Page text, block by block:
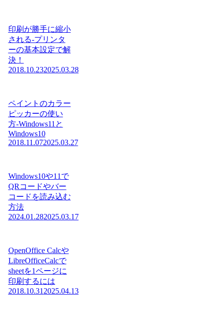
印刷が勝手に縮小
される-プリンタ
ーの基本設定で解
決！
2018.10.232025.03.28
ペイントのカラー
ピッカーの使い
方-Windows11と
Windows10
2018.11.072025.03.27
Windows10や11で
QRコードやバー
コードを読み込む
方法
2024.01.282025.03.17
OpenOffice Calcや
LibreOfficeCalcで
sheetを1ページに
印刷するには
2018.10.31 2025.04.13